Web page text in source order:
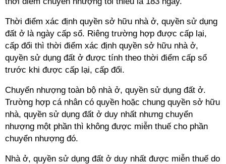
Thời điểm xác định quyền sở hữu nhà ở, quyền sử dụng
đất ở là ngày cấp sổ. Riêng trường hợp được cấp lại,
cấp đổi thì thời điểm xác định quyền sở hữu nhà ở,
quyền sử dụng đất ở được tính theo thời điểm cấp sổ
trước khi được cấp lại, cấp đổi.
Chuyển nhượng toàn bộ nhà ở, quyền sử dụng đất ở.
Trường hợp cá nhân có quyền hoặc chung quyền sở hữu
nhà, quyền sử dụng đất ở duy nhất nhưng chuyển
nhượng một phần thì không được miễn thuế cho phần
chuyển nhượng đó.
Nhà ở, quyền sử dụng đất ở duy nhất được miễn thuế do